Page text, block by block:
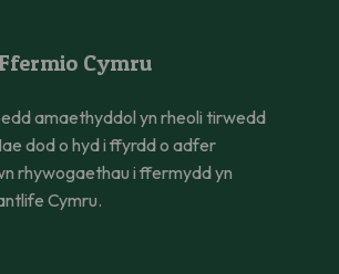
Cymru
amaethyddol yn rheoli tirwedd
dod o hyd i ffyrdd o adfer
rhywogaethau i ffermydd yn
Cymru.